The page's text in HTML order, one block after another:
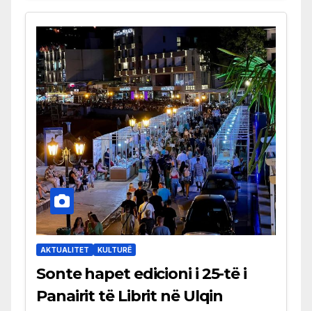
AKTUALITET KULTURË
Sonte hapet edicioni i 25-të i
Panairit të Librit në Ulqin